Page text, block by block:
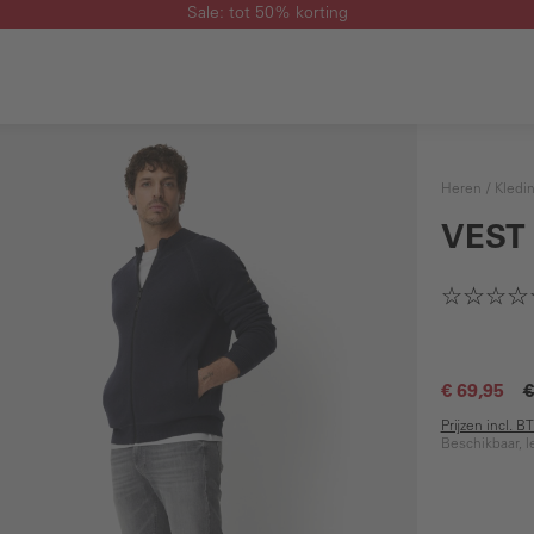
Sale: tot 50% korting
Heren
€ 69,95
Prijzen incl.
Beschikbaar,